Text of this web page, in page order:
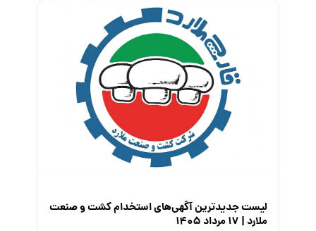
لیست جدیدترین آگهی‌های استخدام کشت و صنعت
ملارد | ۱۷ مرداد ۱۴۰۵